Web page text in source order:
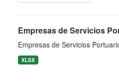
Empresas de Servicios
Empresas de Servicios
XLSX